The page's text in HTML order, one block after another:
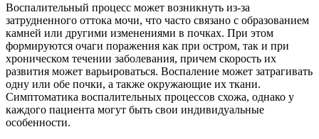
Воспалительный процесс может возникнуть из-за
затрудненного оттока мочи, что часто связано с образованием
камней или другими изменениями в почках. При этом
формируются очаги поражения как при остром, так и при
хроническом течении заболевания, причем скорость их
развития может варьироваться. Воспаление может затрагивать
одну или обе почки, а также окружающие их ткани.
Симптоматика воспалительных процессов схожа, однако у
каждого пациента могут быть свои индивидуальные
особенности.